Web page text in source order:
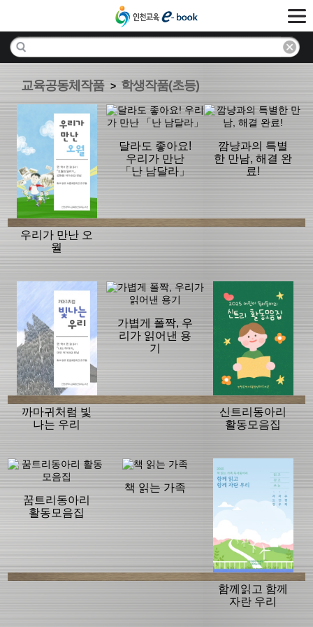
교육공동체작품 > 학생작품(초등)
우리가 만난 오
월
달라도 좋아요!
우리가 만난
「난 남달라」
깜냥과의 특별
한 만남, 해결 완
료!
까마귀처럼 빛
나는 우리
가볍게 폴짝, 우
리가 읽어낸 용
기
신트리동아리
활동모음집
꿈트리동아리
활동모음집
책 읽는 가족
함께읽고 함께
자란 우리